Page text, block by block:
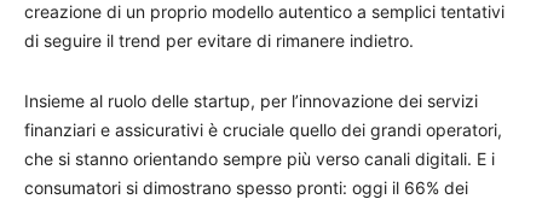
creazione di un proprio modello autentico a semplici tentativi
di seguire il trend per evitare di rimanere indietro.
Insieme al ruolo delle startup, per l’innovazione dei servizi
finanziari e assicurativi è cruciale quello dei grandi operatori,
che si stanno orientando sempre più verso canali digitali. E i
consumatori si dimostrano spesso pronti: oggi il 66% dei